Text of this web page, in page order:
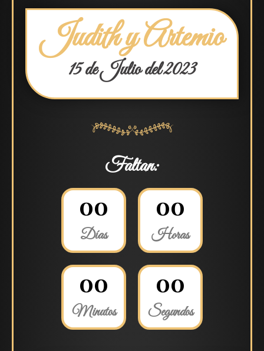
Judith y Artemio
15 de Julio del 2023
Faltan:
00
Días
00
Horas
00
Minutos
00
Segundos